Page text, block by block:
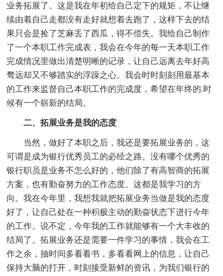
业务拓展了。这是我在年初给自己定下的规矩，不让继
续由着自己走都没有走好就想着去跑了，这样下去的结
果只会是捡了芝麻丢了西瓜，得不偿失。我给自己制作
了一个本职工作完成表，我会在今年的每一天本职工作
完成情况里做出清楚明晰的记录，让自己远离去年好高
骛远却又不够踏实的浮躁之心。我会时时刻刻用最基本
的工作来监督自己本职工作的完成度，希望在年终的.时
候有一个崭新的结局。
二、拓展业务是我的态度
当然，做好了本职之后，我还是要拓展业务的，这
可谓是成为银行优秀员工的必经之路。没有哪个优秀的
银行职员是业务不怎么好的，他们除了有高智商的拓展
方案，也有勤奋努力的工作态度。这都是我学习的方
向。我在今年里，我想我就把拓展业务当做是我的态度
好了，让自己处在一种积极主动的勤奋状态下进行今年
的工作。说不定，今年我的工作就能够有一个大丰收的
结局了。拓展业务还是需要一件学习的事情，我会在工
作之余，抽时间多看看书，多看看网上的信息，让自己
保持大脑的打开，时刻接受新鲜的资讯，为我们银行的